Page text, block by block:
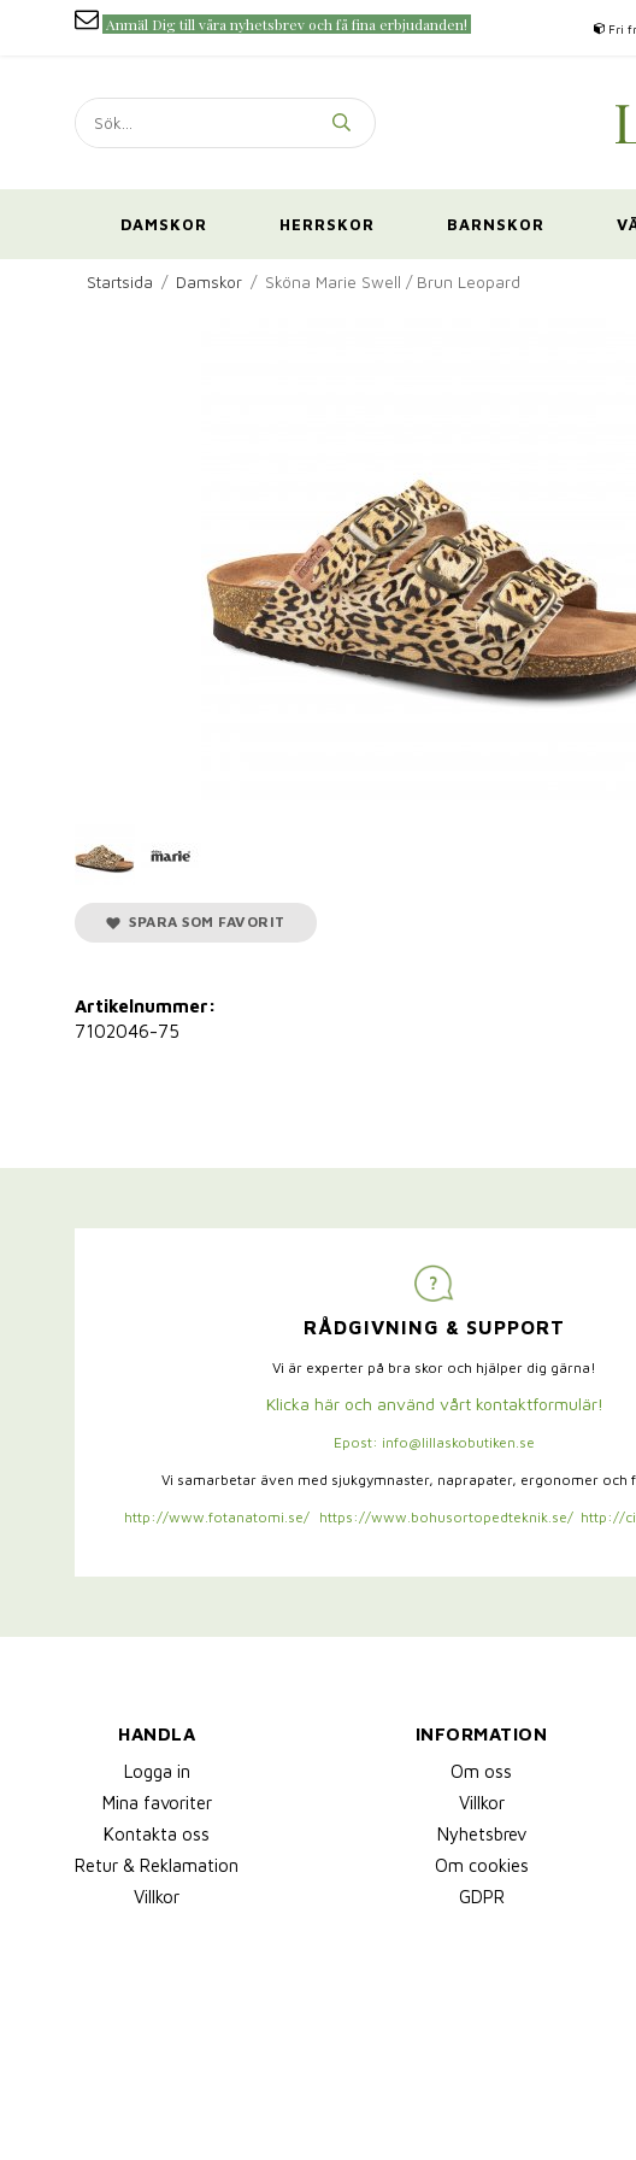
Anmäl Dig till våra nyhetsbrev och få fina erbjudanden! Fri
DAMSKOR HERRSKOR BARNSKOR
Startsida / Damskor / Sköna Marie Swell / Brun Leopard
SPARA SOM FAVORIT
Artikelnummer:
7102046-75
RÅDGIVNING & SUPPORT
Vi är experter på bra skor och hjälper dig gärna!
Klicka här och använd vårt kontaktformulär!
Epost: info@lillaskobutiken.se
Vi samarbetar även med sjukgymnaster, naprapater, ergonomer och
http://www.fotanatomi.se/ https://www.bohusortopedteknik.se/ http://
HANDLA
Logga in
Mina favoriter
Kontakta oss
Retur & Reklamation
Villkor
INFORMATION
Om oss
Villkor
Nyhetsbrev
Om cookies
GDPR